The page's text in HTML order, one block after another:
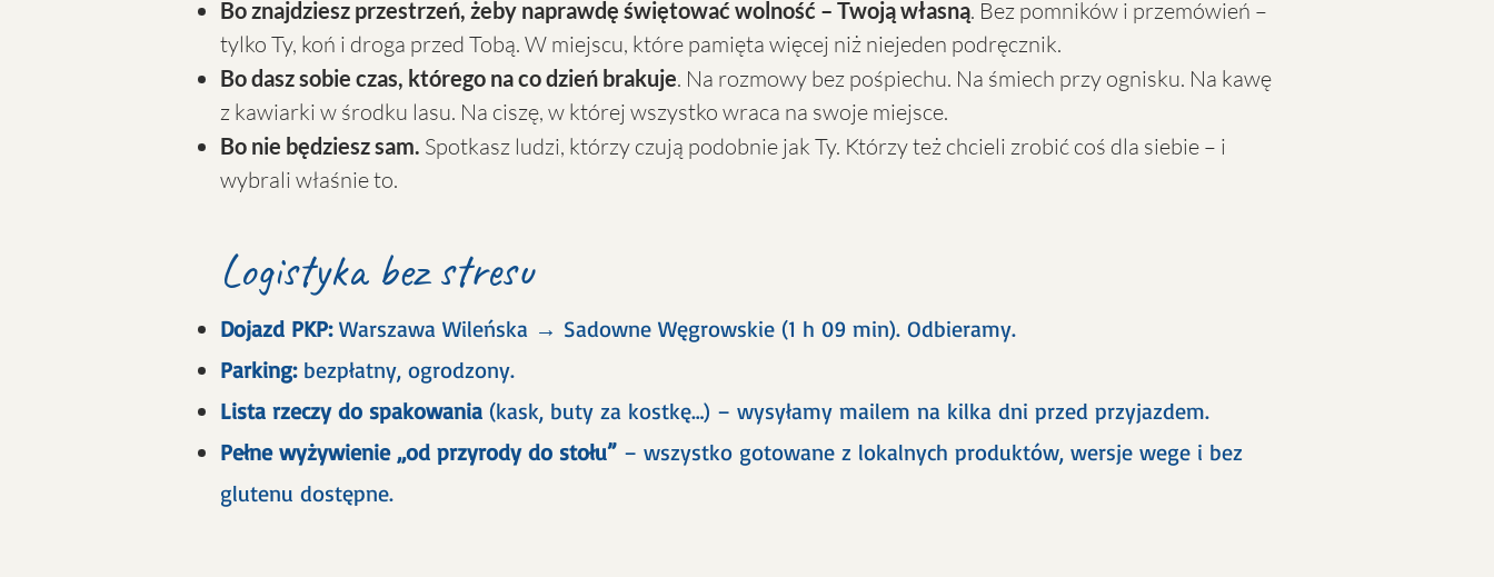
Bo znajdziesz przestrzeń, żeby naprawdę świętować wolność – Twoją własną. Bez pomników i przemówień –
tylko Ty, koń i droga przed Tobą. W miejscu, które pamięta więcej niż niejeden podręcznik.
Bo dasz sobie czas, którego na co dzień brakuje. Na rozmowy bez pośpiechu. Na śmiech przy ognisku. Na kawę
z kawiarki w środku lasu. Na ciszę, w której wszystko wraca na swoje miejsce.
Bo nie będziesz sam. Spotkasz ludzi, którzy czują podobnie jak Ty. Którzy też chcieli zrobić coś dla siebie – i
wybrali właśnie to.
Logistyka bez stresu
Dojazd PKP: Warszawa Wileńska → Sadowne Węgrowskie (1 h 09 min). Odbieramy.
Parking:bezpłatny, ogrodzony.
Lista rzeczy do spakowania (kask, buty za kostkę…) – wysyłamy mailem na kilka dni przed przyjazdem.
Pełne wyżywienie „od przyrody do stołu” – wszystko gotowane z lokalnych produktów, wersje wege i bez
glutenu dostępne.